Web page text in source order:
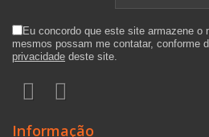
Eu concordo que este site armazene o
mesmos possam me contatar, conforme
privacidade deste site.
Informação